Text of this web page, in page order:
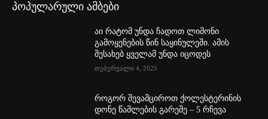
პოპულარული ამბები
აი რატომ უნდა ჩადოთ ლიმონი
გამოყენების წინ საყინულეში. ამის
შესახებ ყველამ უნდა იცოდეს
თებერვალი 4, 2025
როგორ შევამციროთ ქოლესტერინის
დონე წამლების გარეშე – 5 რჩევა